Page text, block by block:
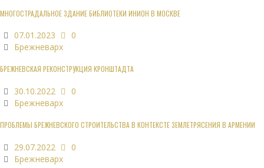
МНОГОСТРАДАЛЬНОЕ ЗДАНИЕ БИБЛИОТЕКИ ИНИОН В МОСКВЕ
07.01.2023
0
Брежневарх
БРЕЖНЕВСКАЯ РЕКОНСТРУКЦИЯ КРОНШТАДТА
30.10.2022
0
Брежневарх
ПРОБЛЕМЫ БРЕЖНЕВСКОГО СТРОИТЕЛЬСТВА В КОНТЕКСТЕ ЗЕМЛЕТРЯСЕНИЯ В АРМЕНИИ
29.07.2022
0
Брежневарх